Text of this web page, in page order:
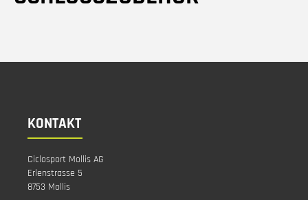
KONTAKT
Ciclosport Mollis AG
Erlenstrasse 5
8753 Mollis